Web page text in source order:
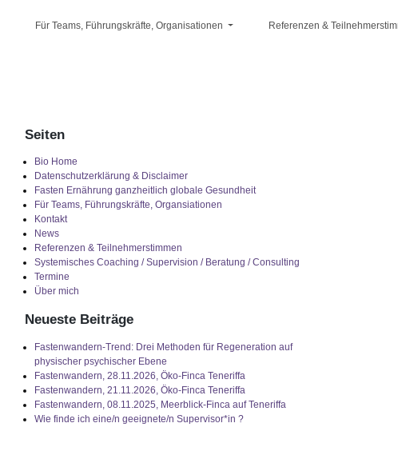
Für Teams, Führungskräfte, Organisationen Referenzen &
Seiten
Bio Home
Datenschutzerklärung & Disclaimer
Fasten Ernährung ganzheitlich globale Gesundheit
Für Teams, Führungskräfte, Organsiationen
Kontakt
News
Referenzen & Teilnehmerstimmen
Systemisches Coaching / Supervision / Beratung / Consulting
Termine
Über mich
Neueste Beiträge
Fastenwandern-Trend: Drei Methoden für Regeneration auf
physischer psychischer Ebene
Fastenwandern, 28.11.2026, Öko-Finca Teneriffa
Fastenwandern, 21.11.2026, Öko-Finca Teneriffa
Fastenwandern, 08.11.2025, Meerblick-Finca auf Teneriffa
Wie finde ich eine/n geeignete/n Supervisor*in ?